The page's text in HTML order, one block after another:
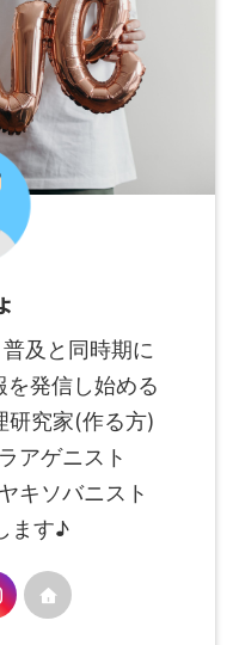
及と同時期に
発信し始める
研究家(作る方)
アゲニスト
キソバニスト
ます♪